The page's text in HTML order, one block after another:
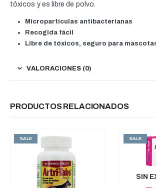
tóxicos y es libre de polvo.
Micropartículas antibacterianas
Recogida fácil
Libre de tóxicos, seguro para
VALORACIONES (0)
PRODUCTOS RELACIONADOS
SALE SALE
SIN